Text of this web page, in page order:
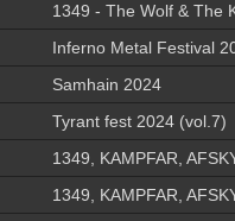
1349 - The Wolf & The
Inferno Metal Festival
Samhain 2024
Tyrant fest 2024 (vol.7)
1349, KAMPFAR,
1349, KAMPFAR,